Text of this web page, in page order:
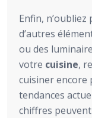
Enfin,
d’autres
ou des
votre cuisine,
cuisiner encore
tendances
chiffres